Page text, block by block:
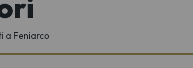
a Feniarco